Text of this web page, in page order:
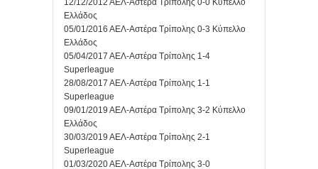
Ελλάδος
05/01/2016 ΑΕΛ-Αστέρα Τρίπολης 0-3 Κύπελλο
Ελλάδος
05/04/2017 ΑΕΛ-Αστέρα Τρίπολης 1-4
Superleague
28/08/2017 ΑΕΛ-Αστέρα Τρίπολης 1-1
Superleague
09/01/2019 ΑΕΛ-Αστέρα Τρίπολης 3-2 Κύπελλο
Ελλάδος
30/03/2019 ΑΕΛ-Αστέρα Τρίπολης 2-1
Superleague
01/03/2020 ΑΕΛ-Αστέρα Τρίπολης 3-0